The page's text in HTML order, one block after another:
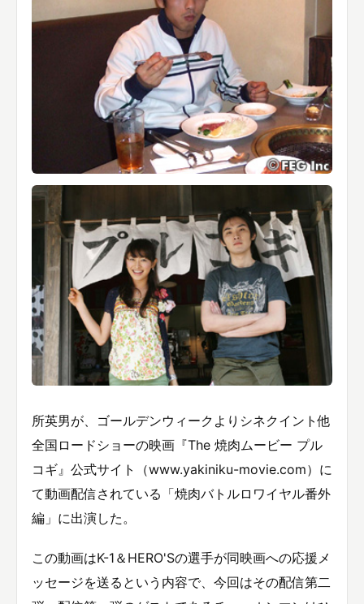
所英男が、ゴールデンウィークよりシネクイント他
全国ロードショーの映画『The 焼肉ムービー プル
コギ』公式サイト（www.yakiniku-movie.com）に
て動画配信されている「焼肉バトルロワイヤル番外
編」に出演した。
この動画はK-1＆HERO'Sの選手が同映画への応援メ
ッセージを送るという内容で、今回はその配信第二